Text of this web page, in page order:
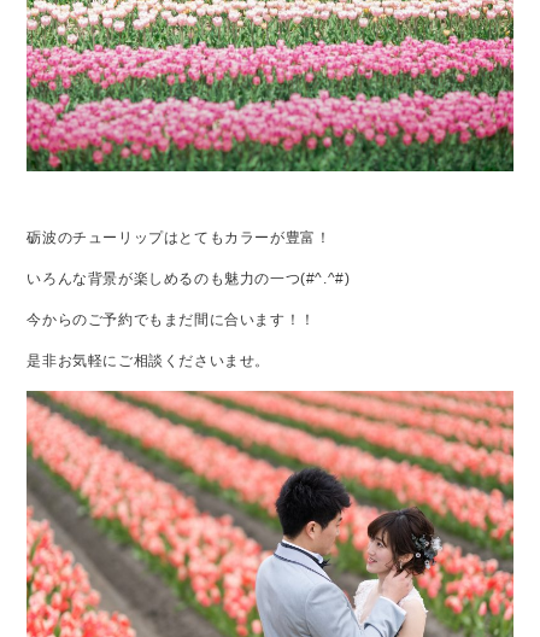
砺波のチューリップはとてもカラーが豊富！
いろんな背景が楽しめるのも魅力の一つ(#^.^#)
今からのご予約でもまだ間に合います！！
是非お気軽にご相談くださいませ。